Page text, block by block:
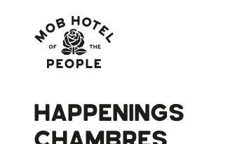
HAPPENINGS